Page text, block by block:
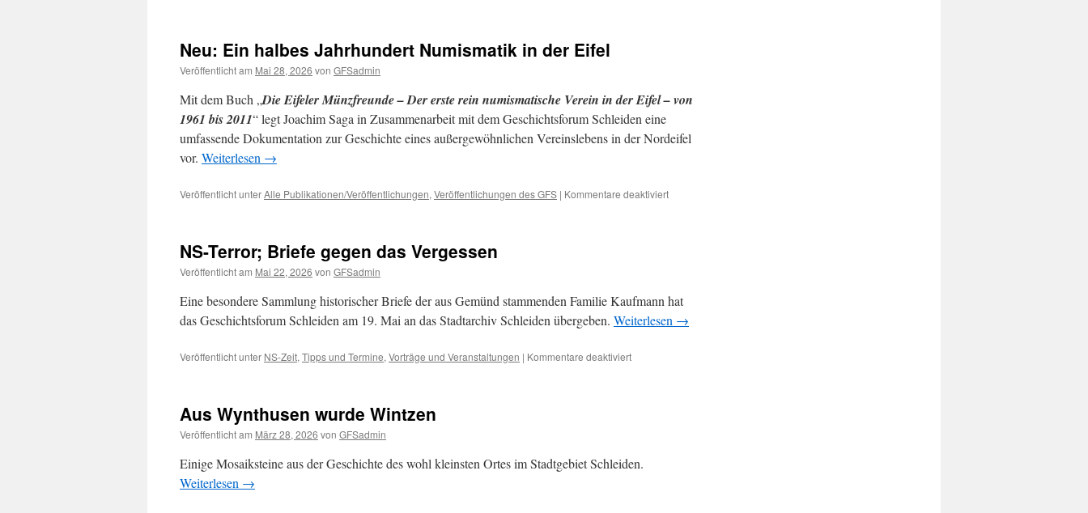
schamlos,
gewissenlos
Neu: Ein halbes Jahrhundert Numismatik in der Eifel
Veröffentlicht am Mai 28, 2026 von GFSadmin
Mit dem Buch „Die Eifeler Münzfreunde – Der erste rein numismatische Verein in der Eifel – von
1961 bis 2011“ legt Joachim Saga in Zusammenarbeit mit dem Geschichtsforum Schleiden eine
umfassende Dokumentation zur Geschichte eines außergewöhnlichen Vereinslebens in der Nordeifel
vor. Weiterlesen →
Veröffentlicht unterAlle Publikationen/Veröffentlichungen, Veröffentlichungen des GFS | Kommentare deaktiviertfür
der
Eifel
NS-Terror; Briefe gegen das Vergessen
Veröffentlicht am Mai 22, 2026 von GFSadmin
Eine besondere Sammlung historischer Briefe der aus Gemünd stammenden Familie Kaufmann hat
das Geschichtsforum Schleiden am 19. Mai an das Stadtarchiv Schleiden übergeben. Weiterlesen →
Veröffentlicht unter NS-Zeit, Tipps und Termine, Vorträge und Veranstaltungen | Kommentare deaktiviertfür
Aus Wynthusen wurde Wintzen
Veröffentlicht am März 28, 2026 von GFSadmin
Einige Mosaiksteine aus der Geschichte des wohl kleinsten Ortes im Stadtgebiet Schleiden.
Weiterlesen →